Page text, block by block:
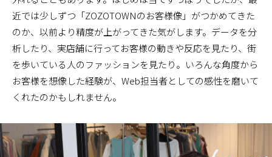
近では少しずつ「ZOZOTOWNのお客様像」がつかめてきた
のか、以前より精度が上がってきた気がします。データを分
析したり、実店舗に行ってお客様の動きや反応を見たり、街
を歩いている人のファッションを見たり。いろんな角度から
お客様を想像した経験が、Web担当者としての感性を磨いて
くれたのかもしれません。